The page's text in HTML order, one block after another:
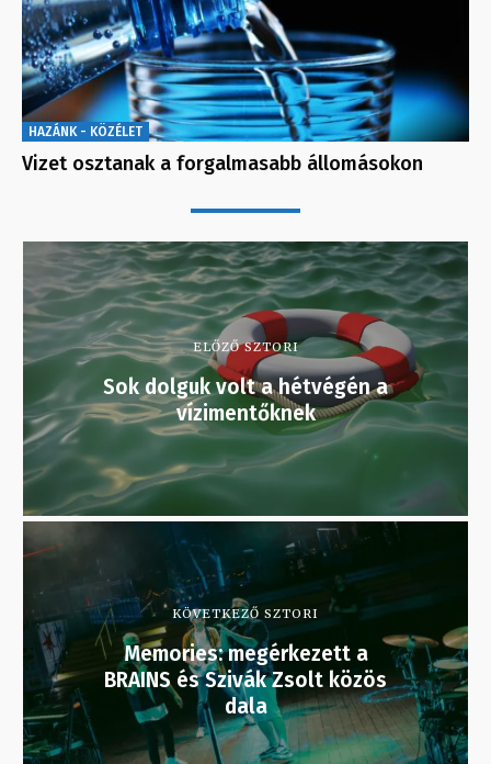
HAZÁNK - KÖZÉLET
Vizet osztanak a forgalmasabb állomásokon
ELŐZŐ SZTORI
Sok dolguk volt a hétvégén a
vízimentőknek
KÖVETKEZŐ SZTORI
Memories: megérkezett a
BRAINS és Szivák Zsolt közös
dala